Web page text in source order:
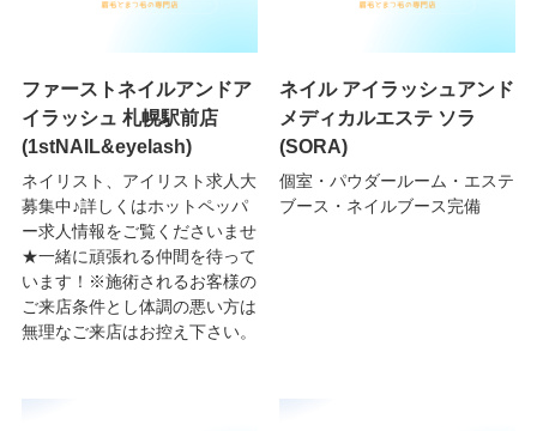
ファーストネイルアンドア
イラッシュ 札幌駅前店
(1stNAIL&eyelash)
ネイリスト、アイリスト求人大
募集中♪詳しくはホットペッパ
ー求人情報をご覧くださいませ
★一緒に頑張れる仲間を待って
います！※施術されるお客様の
ご来店条件とし体調の悪い方は
無理なご来店はお控え下さい。
ネイル アイラッシュアンド
メディカルエステ ソラ
(SORA)
個室・パウダールーム・エステ
ブース・ネイルブース完備